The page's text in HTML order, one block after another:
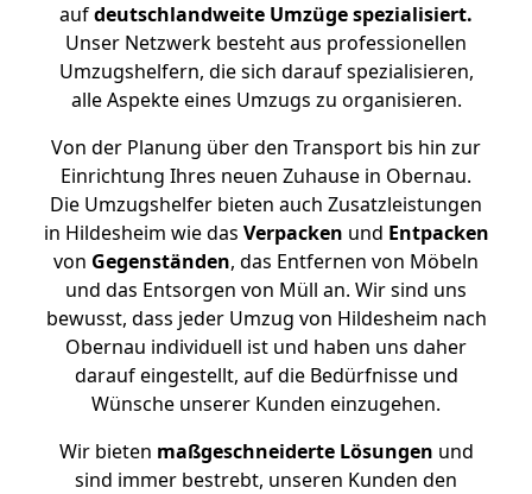
aufdeutschlandweite Umzüge spezialisiert.
Unser Netzwerk besteht aus professionellen
Umzugshelfern, die sich darauf spezialisieren,
alle Aspekte eines Umzugs zu organisieren.
Von der Planung über den Transport bis hin zur
Einrichtung Ihres neuen Zuhause in Obernau.
Die Umzugshelfer bieten auch Zusatzleistungen
in Hildesheim wie das Verpacken und Entpacken
von Gegenständen, das Entfernen von Möbeln
und das Entsorgen von Müll an. Wir sind uns
bewusst, dass jeder Umzug von Hildesheim nach
Obernau individuell ist und haben uns daher
darauf eingestellt, auf die Bedürfnisse und
Wünsche unserer Kunden einzugehen.
Wir bieten maßgeschneiderte Lösungen und
sind immer bestrebt, unseren Kunden den